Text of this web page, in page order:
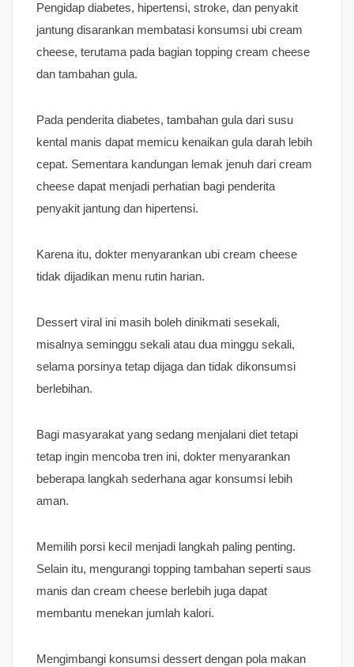
Pengidap diabetes, hipertensi, stroke, dan penyakit
jantung disarankan membatasi konsumsi ubi cream
cheese, terutama pada bagian topping cream cheese
dan tambahan gula.
Pada penderita diabetes, tambahan gula dari susu
kental manis dapat memicu kenaikan gula darah lebih
cepat. Sementara kandungan lemak jenuh dari cream
cheese dapat menjadi perhatian bagi penderita
penyakit jantung dan hipertensi.
Karena itu, dokter menyarankan ubi cream cheese
tidak dijadikan menu rutin harian.
Dessert viral ini masih boleh dinikmati sesekali,
misalnya seminggu sekali atau dua minggu sekali,
selama porsinya tetap dijaga dan tidak dikonsumsi
berlebihan.
Bagi masyarakat yang sedang menjalani diet tetapi
tetap ingin mencoba tren ini, dokter menyarankan
beberapa langkah sederhana agar konsumsi lebih
aman.
Memilih porsi kecil menjadi langkah paling penting.
Selain itu, mengurangi topping tambahan seperti saus
manis dan cream cheese berlebih juga dapat
membantu menekan jumlah kalori.
Mengimbangi konsumsi dessert dengan pola makan